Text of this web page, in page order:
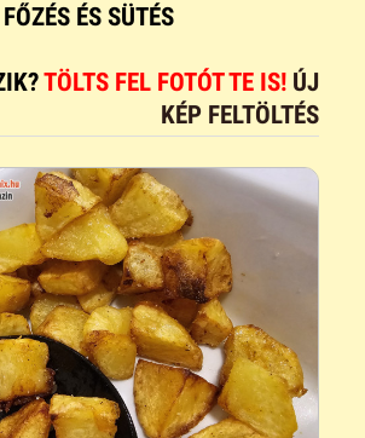
ÉS SÜTÉS
TÖLTS FEL FOTÓT TE IS! ÚJ
KÉP FELTÖLTÉS